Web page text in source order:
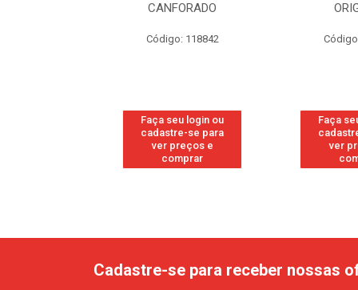
CANFORADO
Código: 118842
Faça seu login ou
cadastre-se para
ver preços e
comprar
Faça
ver
Cadastre-se para receber nossas